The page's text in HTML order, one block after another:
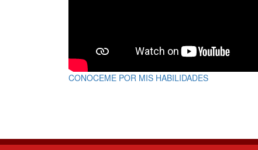
CONOCEME POR MIS HABILIDADES